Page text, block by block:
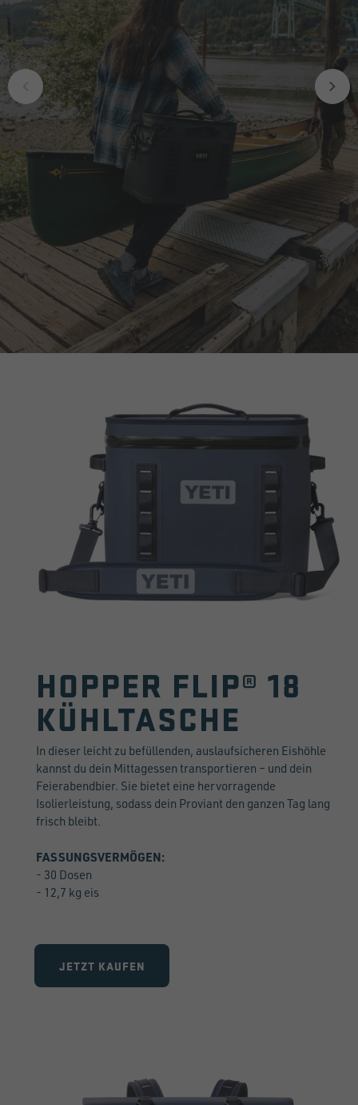
HOPPER FLIP® 18
KÜHLTASCHE
In dieser leicht zu befüllenden, auslaufsicheren Eishöhle
kannst du dein Mittagessen transportieren – und dein
Feierabendbier. Sie bietet eine hervorragende
Isolierleistung, sodass dein Proviant den ganzen Tag lang
frisch bleibt.
FASSUNGSVERMÖGEN:
- 30 Dosen
- 12,7 kg eis
JETZT KAUFEN